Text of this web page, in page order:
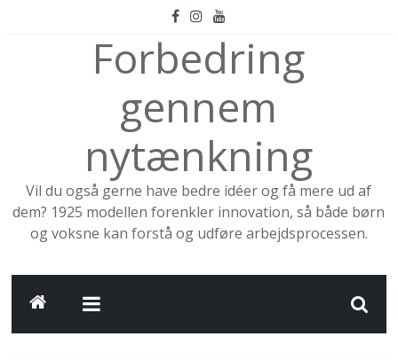
Forbedring
gennem
nytænkning
Vil du også gerne have bedre idéer og få mere ud af
dem? 1925 modellen forenkler innovation, så både børn
og voksne kan forstå og udføre arbejdsprocessen.